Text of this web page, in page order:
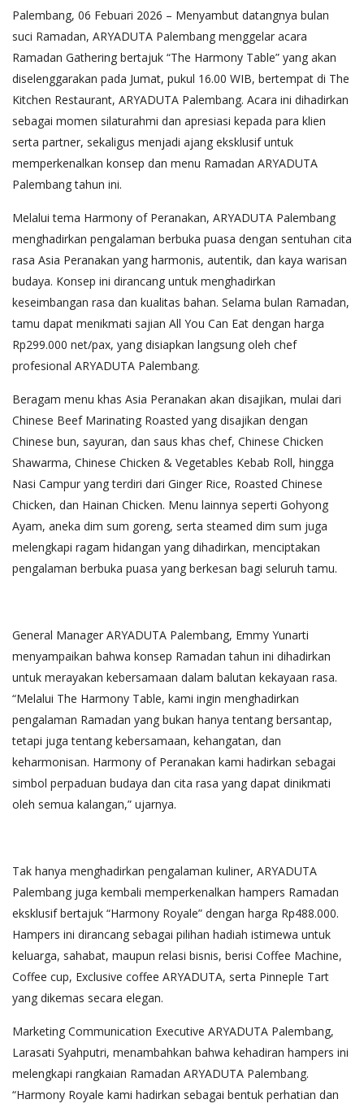
Palembang, 06 Febuari 2026 – Menyambut datangnya bulan
suci Ramadan, ARYADUTA Palembang menggelar acara
Ramadan Gathering bertajuk “The Harmony Table” yang akan
diselenggarakan pada Jumat, pukul 16.00 WIB, bertempat di The
Kitchen Restaurant, ARYADUTA Palembang. Acara ini dihadirkan
sebagai momen silaturahmi dan apresiasi kepada para klien
serta partner, sekaligus menjadi ajang eksklusif untuk
memperkenalkan konsep dan menu Ramadan ARYADUTA
Palembang tahun ini.
Melalui tema Harmony of Peranakan, ARYADUTA Palembang
menghadirkan pengalaman berbuka puasa dengan sentuhan cita
rasa Asia Peranakan yang harmonis, autentik, dan kaya warisan
budaya. Konsep ini dirancang untuk menghadirkan
keseimbangan rasa dan kualitas bahan. Selama bulan Ramadan,
tamu dapat menikmati sajian All You Can Eat dengan harga
Rp299.000 net/pax, yang disiapkan langsung oleh chef
profesional ARYADUTA Palembang.
Beragam menu khas Asia Peranakan akan disajikan, mulai dari
Chinese Beef Marinating Roasted yang disajikan dengan
Chinese bun, sayuran, dan saus khas chef, Chinese Chicken
Shawarma, Chinese Chicken & Vegetables Kebab Roll, hingga
Nasi Campur yang terdiri dari Ginger Rice, Roasted Chinese
Chicken, dan Hainan Chicken. Menu lainnya seperti Gohyong
Ayam, aneka dim sum goreng, serta steamed dim sum juga
melengkapi ragam hidangan yang dihadirkan, menciptakan
pengalaman berbuka puasa yang berkesan bagi seluruh tamu.
General Manager ARYADUTA Palembang, Emmy Yunarti
menyampaikan bahwa konsep Ramadan tahun ini dihadirkan
untuk merayakan kebersamaan dalam balutan kekayaan rasa.
“Melalui The Harmony Table, kami ingin menghadirkan
pengalaman Ramadan yang bukan hanya tentang bersantap,
tetapi juga tentang kebersamaan, kehangatan, dan
keharmonisan. Harmony of Peranakan kami hadirkan sebagai
simbol perpaduan budaya dan cita rasa yang dapat dinikmati
oleh semua kalangan,” ujarnya.
Tak hanya menghadirkan pengalaman kuliner, ARYADUTA
Palembang juga kembali memperkenalkan hampers Ramadan
eksklusif bertajuk “Harmony Royale” dengan harga Rp488.000.
Hampers ini dirancang sebagai pilihan hadiah istimewa untuk
keluarga, sahabat, maupun relasi bisnis, berisi Coffee Machine,
Coffee cup, Exclusive coffee ARYADUTA, serta Pinneple Tart
yang dikemas secara elegan.
Marketing Communication Executive ARYADUTA Palembang,
Larasati Syahputri, menambahkan bahwa kehadiran hampers ini
melengkapi rangkaian Ramadan ARYADUTA Palembang.
“Harmony Royale kami hadirkan sebagai bentuk perhatian dan